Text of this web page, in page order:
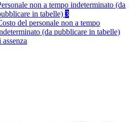
non a tempo indeterminato (da
in tabelle) 3
del personale non a tempo
(da pubblicare in tabelle)